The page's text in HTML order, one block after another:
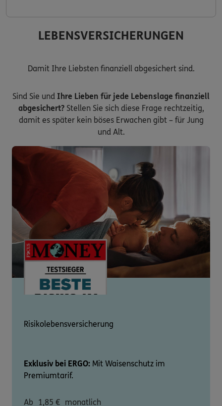
LEBENSVERSICHERUNGEN
Damit Ihre Liebsten finanziell abgesichert sind.
Sind Sie und Ihre Lieben für jede Lebenslage finanziell
abgesichert?Stellen Sie sich diese Frage rechtzeitig,
damit es später kein böses Erwachen gibt – für Jung
und Alt.
Risikolebensversicherung
Exklusiv bei ERGO: Mit Waisenschutz im
Premiumtarif.
Ab 1,85 € monatlich